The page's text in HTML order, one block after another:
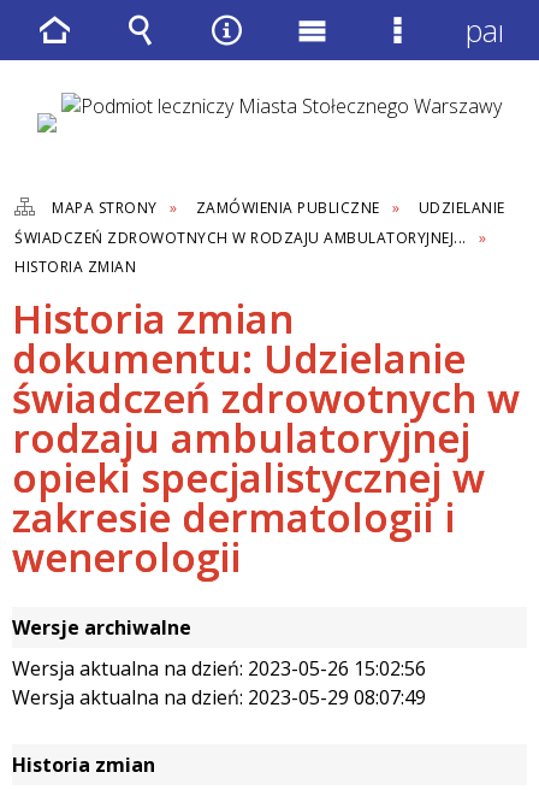
MAPA STRONY ZAMÓWIENIA PUBLICZNE
UDZIELANIE
ŚWIADCZEŃ ZDROWOTNYCH W RODZAJU AMBULATORYJNEJ...
HISTORIA ZMIAN
Historia zmian
dokumentu: Udzielanie
świadczeń zdrowotnych w
rodzaju ambulatoryjnej
opieki specjalistycznej w
zakresie dermatologii i
wenerologii
Wersje archiwalne
Wersja aktualna na dzień: 2023-05-26 15:02:56
Wersja aktualna na dzień: 2023-05-29 08:07:49
Historia zmian
Strona
główna
Wyszukiwarka
Narzędzia
Menu
główne
Menu
panel